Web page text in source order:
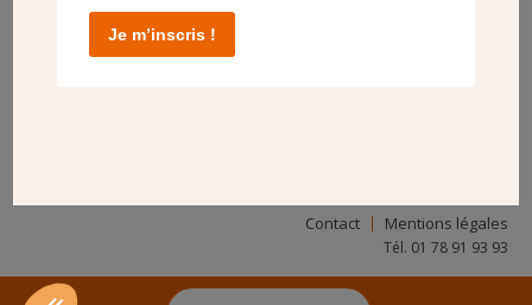
Contact Mentions légales
Tél. 01 78 91 93 93
Je m’inscris !